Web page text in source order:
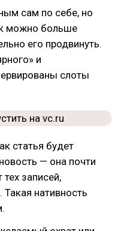
сам по себе, но
можно больше
его продвинуть.
и
слоты
статья будет
— она почти
записей,
нативность